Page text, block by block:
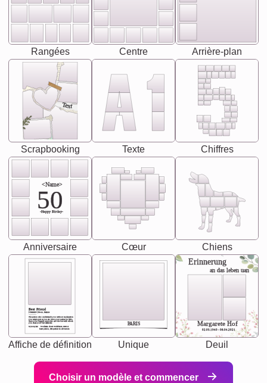
Rangées Centre Arrière-plan
Text
Scrapbooking Texte Chiffres
<Name>
50
-Happy Birday-
Anniversaire Cœur Chiens
Best Friend
[<NAME>] Noun, feminie
Synonyms: Soulmate, closet confidante, sister at
heart person, life partner in adventure.
The person who understands you without explanation
you accepts just as you are. She's your partner in life's,
chaos your biggest supporter, and the one with whom
you share your best memories.
Affiche de définition
PARIS
Unique
Erinnerung
an das leben uan
Margarete Hof
02.05.1940 - 08.04.2021
Deuil
Choisir un modèle et commencer